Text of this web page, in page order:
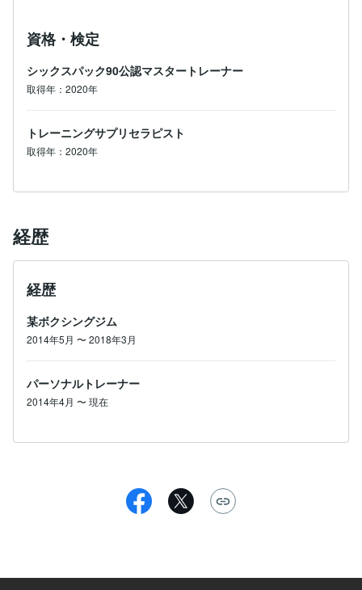
資格・検定
シックスパック90公認マスタートレーナー
取得年：2020年
トレーニングサプリセラピスト
取得年：2020年
経歴
経歴
某ボクシングジム
2014年5月 〜2018年3月
パーソナルトレーナー
2014年4月 〜現在